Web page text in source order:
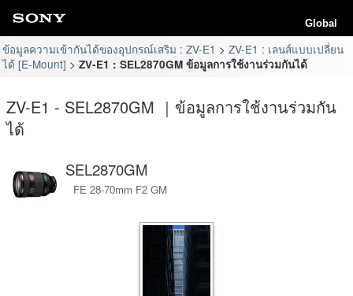
Global
ข้อมูลความเข้ากันได้ของอุปกรณ์เสริม : ZV-E1
ZV-E1 : เลนส์แบบเปลี่ยน
ได้ [E-Mount]
ZV-E1 : SEL2870GM ข้อมูลการใช้งานร่วมกันได้
ZV-E1 - SEL2870GM ｜ข้อมูลการใช้งานร่วมกัน
ได้
SEL2870GM
FE 28-70mm F2 GM